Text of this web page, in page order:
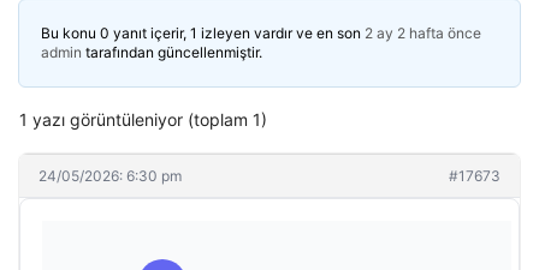
Bu konu 0 yanıt içerir, 1 izleyen vardır ve en son 2 ay 2 hafta önce
admin tarafından güncellenmiştir.
1 yazı görüntüleniyor (toplam 1)
24/05/2026: 6:30 pm #17673